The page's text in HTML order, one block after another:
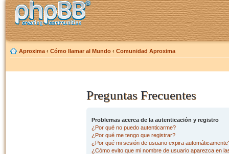
Aproxima ‹ Cómo llamar al Mundo ‹ Comunidad Aproxima
Preguntas Frecuentes
Problemas acerca de la autenticación y registro
¿Por qué no puedo autenticarme?
¿Por qué me tengo que registrar?
¿Por qué mi sesión de usuario expira
¿Cómo evito que mi nombre de usuario aparezca en